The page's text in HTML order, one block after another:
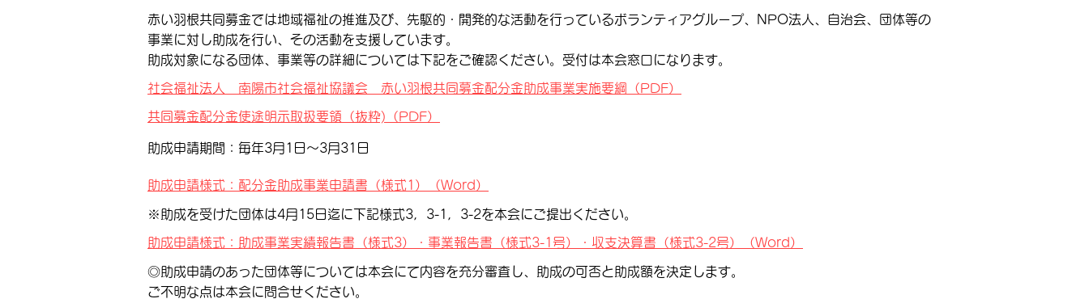
赤い羽根共同募金では地域福祉の推進及び、先駆的・開発的な活動を行っているボランティアグループ、NPO法人、自治会、団体等の
事業に対し助成を行い、その活動を支援しています。
助成対象になる団体、事業等の詳細については下記をご確認ください。受付は本会窓口になります。
社会福祉法人 南陽市社会福祉協議会 赤い羽根共同募金配分金助成事業実施要綱（PDF）
共同募金配分金使途明示取扱要領（抜粋)（PDF）
助成申請期間：毎年3月1日～3月31日
助成申請様式：配分金助成事業申請書（様式1）（Word）
※助成を受けた団体は4月15日迄に下記様式3，3-1，3-2を本会にご提出ください。
助成申請様式：助成事業実績報告書（様式3）・事業報告書（様式3-1号）・収支決算書（様式3-2号）（Word）
◎助成申請のあった団体等については本会にて内容を充分審査し、助成の可否と助成額を決定します。
ご不明な点は本会に問合せください。